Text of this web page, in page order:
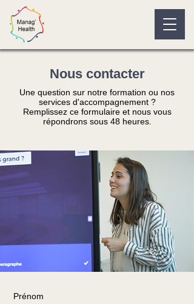
Nous contacter
Une question sur notre formation ou nos
services d'accompagnement ?
Remplissez ce formulaire et nous vous
répondrons sous 48 heures.
Prénom